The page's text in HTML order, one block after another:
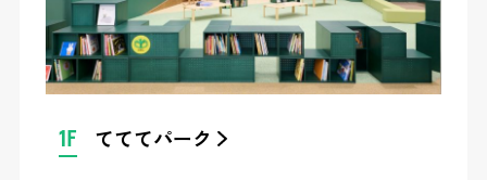
1F てててパーク